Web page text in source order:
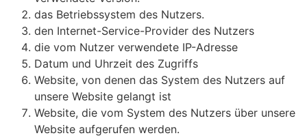
das Betriebssystem des Nutzers.
den Internet-Service-Provider des Nutzers
die vom Nutzer verwendete IP-Adresse
Datum und Uhrzeit des Zugriffs
Website, von denen das System des Nutzers auf
unsere Website gelangt ist
Website, die vom System des Nutzers über unsere
Website aufgerufen werden.